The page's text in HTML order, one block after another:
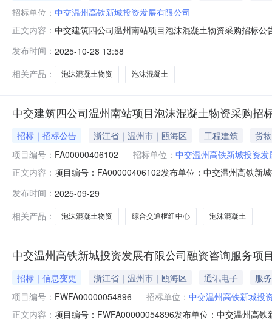
招标单位： 中交温州高铁新城投资发展有限公司
正文内容： 中交建筑四公司温州南站项目泡沫混凝土物资采购招标
泡沫混凝土采购进行公开招标。2.项目概况与招标范围
发布时间： 2025-10-28 13:58
相关产品：
泡沫混凝土物资 泡沫混凝土
中交建筑四公司温州南站项目泡沫混凝土物资采购招
招标｜招标公告 浙江省｜温州市｜瓯海区 工程建筑
货物
项目编号： FA00000406102 招标单位： 中交温州高铁新城投资发
正文内容： 项目编号：FA00000406102发布单位：中交温州高铁新
招标公告.pdf中交建筑四公司温州南站项目泡沫混凝土物
发布时间： 2025-09-29
相关产品：
泡沫混凝土物资 综合交通枢纽中心 泡沫混凝土
中交温州高铁新城投资发展有限公司融资咨询服务项
招标｜信息变更 浙江省｜温州市｜瓯海区 通讯电子
服务
项目编号： FWFA00000054896 招标单位： 中交温州高铁新城投
正文内容： 项目编号：FWFA00000054896发布单位：中交温州高